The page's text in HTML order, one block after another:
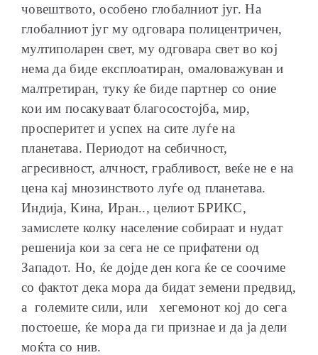
човештвото, особено глобалниот југ. На
глобалниот југ му одговара полицентричен,
мултиполарен свет, му одговара свет во кој
нема да биде експлоатиран, омаловажуван и
малтретиран, туку ќе биде партнер со оние
кои им посакуваат благосостојба, мир,
просперитет и успех на сите луѓе на
планетава. Периодот на себичност,
агресивност, алчност, грабливост, веќе не е на
цена кај мнозинството луѓе од планетава.
Индија, Кина, Иран.., целиот БРИКС,
замислете колку население собираат и нудат
решенија кои за сега не се прифатени од
Западот. Но, ќе дојде ден кога ќе се соочиме
со фактот дека мора да бидат земени предвид,
а големите сили, или хегемонот кој до сега
постоеше, ќе мора да ги признае и да ја дели
моќта со нив.